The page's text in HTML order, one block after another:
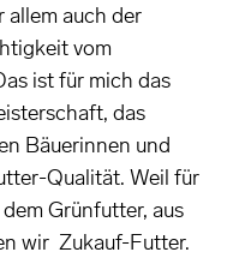
allem auch der
vom
ist für mich das
das
Bäuerinnen und
Qualität. Weil für
Grünfutter, aus
wir Zukauf-Futter.